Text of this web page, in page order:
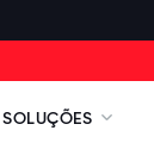
SOLUÇÕES